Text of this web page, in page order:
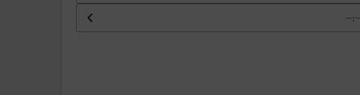
Uhrzeit der Hinfahrt